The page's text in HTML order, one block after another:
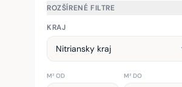
ROZŠÍRENÉ FILTRE
KRAJ
M² OD M² DO